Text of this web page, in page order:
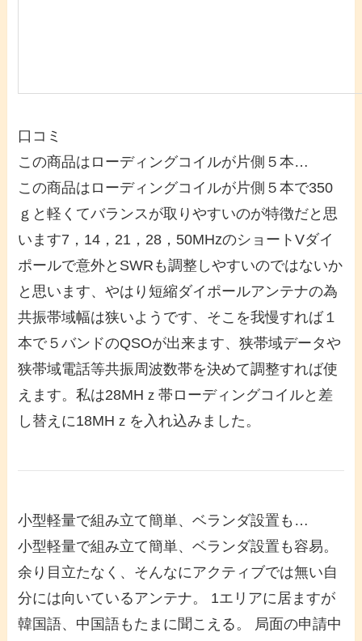
口コミ
この商品はローディングコイルが片側５本…
この商品はローディングコイルが片側５本で350
ｇと軽くてバランスが取りやすいのが特徴だと思
います7，14，21，28，50MHzのショートVダイ
ポールで意外とSWRも調整しやすいのではないか
と思います、やはり短縮ダイポールアンテナの為
共振帯域幅は狭いようです、そこを我慢すれば１
本で５バンドのQSOが出来ます、狭帯域データや
狭帯域電話等共振周波数帯を決めて調整すれば使
えます。私は28MHｚ帯ローディングコイルと差
し替えに18MHｚを入れ込みました。
小型軽量で組み立て簡単、ベランダ設置も…
小型軽量で組み立て簡単、ベランダ設置も容易。
余り目立たなく、そんなにアクティブでは無い自
分には向いているアンテナ。 1エリアに居ますが
韓国語、中国語もたまに聞こえる。 局面の申請中